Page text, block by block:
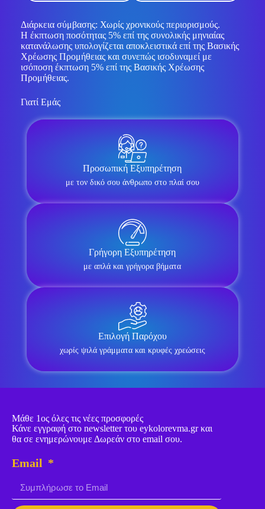
Διάρκεια σύμβασης: Χωρίς χρονικούς περιορισμούς.
Η έκπτωση ποσότητας 5% επί της συνολικής μηνιαίας
κατανάλωσης υπολογίζεται αποκλειστικά επί της Βασικής
Χρέωσης Προμήθειας και συνεπώς ισοδυναμεί με
ισόποση έκπτωση 5% επί της Βασικής Χρέωσης
Προμήθειας.
Γιατί Εμάς
Προσωπική Εξυπηρέτηση
με τον δικό σου άνθρωπο στο πλαί σου
Γρήγορη Εξυπηρέτηση
με απλά και γρήγορα βήματα
Επιλογή Παρόχου
χωρίς ψιλά γράμματα και κρυφές χρεώσεις
Μάθε 1ος όλες τις νέες προσφορές
Κάνε εγγραφή στο newsletter του eykolorevma.gr και
θα σε ενημερώνουμε Δωρεάν στο email σου.
Email